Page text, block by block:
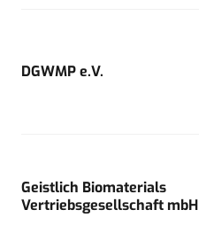
DGWMP e.V.
Geistlich Biomaterials
Vertriebsgesellschaft mbH